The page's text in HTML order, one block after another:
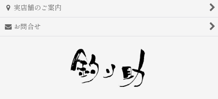
実店舗のご案内
お問合せ